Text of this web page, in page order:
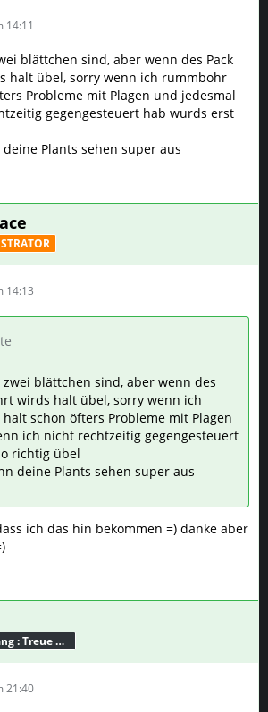
14:11
blättchen sind, aber wenn des Pack
halt übel, sorry wenn ich rummbohr
Probleme mit Plagen und jedesmal
gegengesteuert hab wurds erst
Plants sehen super aus
14:13
blättchen sind, aber wenn des
wirds halt übel, sorry wenn ich
schon öfters Probleme mit Plagen
ich nicht rechtzeitig gegengesteuert
richtig übel
deine Plants sehen super aus
ich das hin bekommen =) danke aber
Treue Seele
21:40